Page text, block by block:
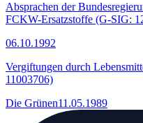
Absprachen der
FCKW-Ersatzstoffe (G-SIG:
06.10.1992
Vergiftungen durch
11003706)
Die Grünen11.05.1989